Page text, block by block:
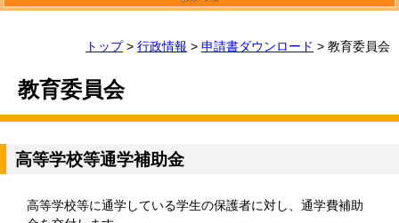
トップ> 行政情報 > 申請書ダウンロード > 教育委員会
教育委員会
高等学校等通学補助金
高等学校等に通学している学生の保護者に対し、通学費補助